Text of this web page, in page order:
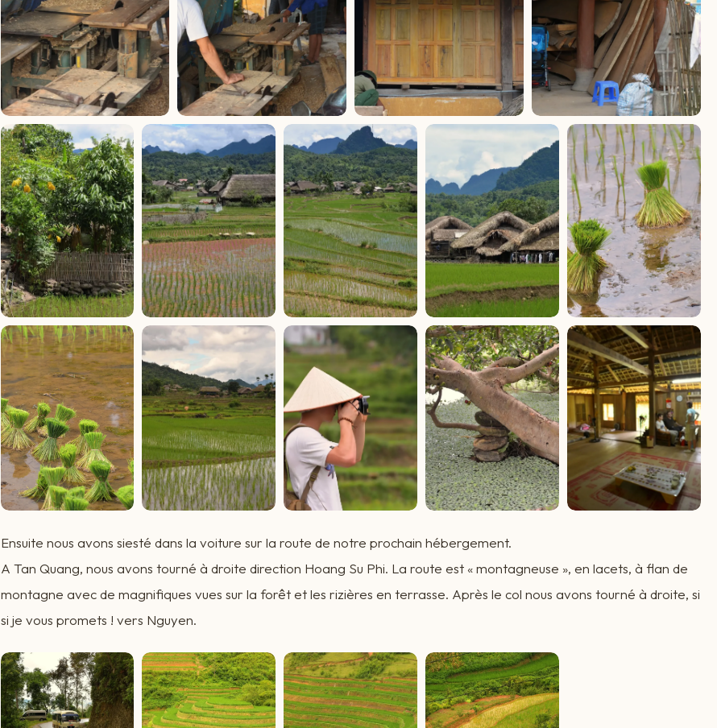
Ensuite nous avons siesté dans la voiture sur la route de notre prochain hébergement.
A Tan Quang, nous avons tourné à droite direction Hoang Su Phi. La route est « montagneuse », en lacets, à flan de
montagne avec de magnifiques vues sur la forêt et les rizières en terrasse. Après le col nous avons tourné à droite, si
si je vous promets ! vers Nguyen.